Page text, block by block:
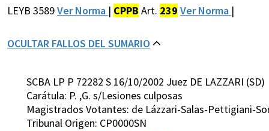
LEYB 3589Ver Norma | CPPB Art. 239 Ver Norma |
OCULTAR FALLOS DEL SUMARIO
SCBA LP P 72282 S 16/10/2002 Juez DE LAZZARI (SD)
Carátula: P. ,G. s/Lesiones culposas
Magistrados Votantes: de Lázzari-Salas-Pettigiani-
Tribunal Origen: CP0000SN